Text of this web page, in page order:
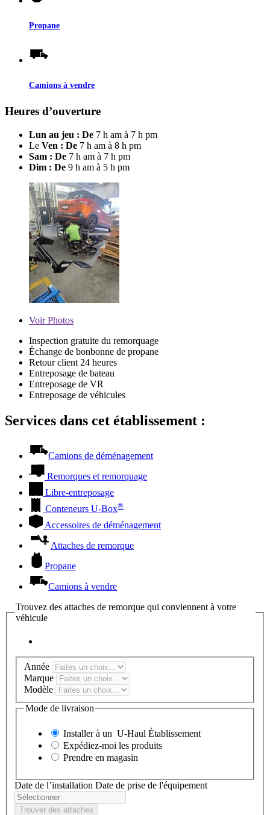
Propane
Camions à vendre
Heures d’ouverture
Lun au jeu : De 7 h am à 7 h pm
Le Ven : De 7 h am à 8 h pm
Sam : De 7 h am à 7 h pm
Dim : De 9 h am à 5 h pm
VoirPhotos
Inspection gratuite du remorquage
Échange de bonbonne de propane
Retour client 24 heures
Entreposage de bateau
Entreposage de VR
Entreposage de véhicules
Services dans cet établissement :
Camions de déménagement
Remorques et remorquage
Libre-entreposage
Conteneurs U-Box®
Accessoires de déménagement
Attaches de remorque
Propane
Camions à vendre
Trouvez des attaches de remorque qui conviennent à votre
véhicule
Année
Marque
Modèle
Mode de livraison
Installer à un U-Haul Établissement
Expédiez-moi les produits
Prendre en magasin
Date de l’installation Date de prise de l'équipement
Trouver des attaches